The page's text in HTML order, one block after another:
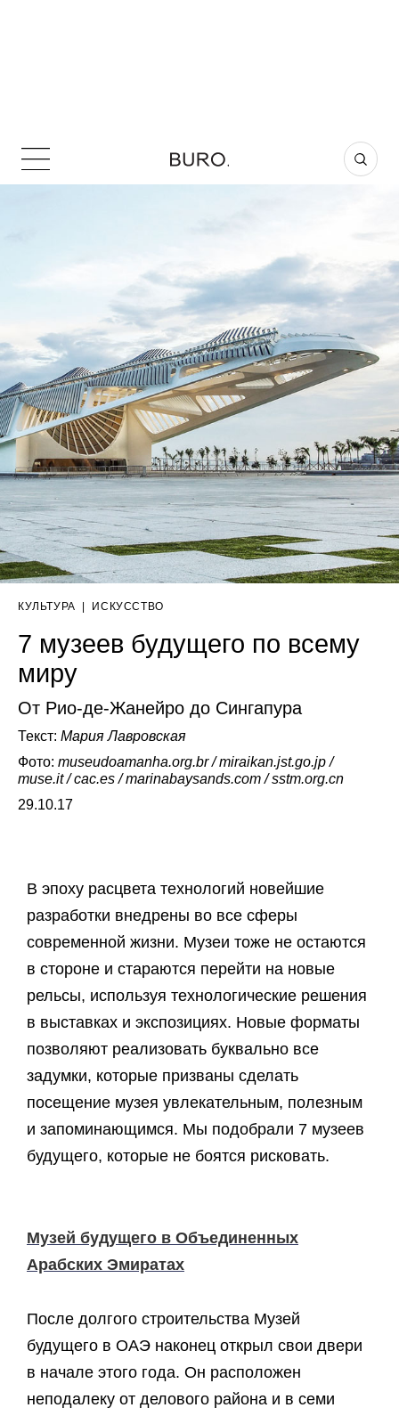
КУЛЬТУРА ИСКУССТВО
7 музеев будущего по всему
миру
От Рио-де-Жанейро до Сингапура
Текст: Мария Лавровская
Фото: museudoamanha.org.br / miraikan.jst.go.jp /
muse.it / cac.es / marinabaysands.com / sstm.org.cn
29.10.17
В эпоху расцвета технологий новейшие
разработки внедрены во все сферы
современной жизни. Музеи тоже не остаются
в стороне и стараются перейти на новые
рельсы, используя технологические решения
в выставках и экспозициях. Новые форматы
позволяют реализовать буквально все
задумки, которые призваны сделать
посещение музея увлекательным, полезным
и запоминающимся. Мы подобрали 7 музеев
будущего, которые не боятся рисковать.
Музей будущего в Объединенных
Арабских Эмиратах
После долгого строительства Музей
будущего в ОАЭ наконец открыл свои двери
в начале этого года. Он расположен
неподалеку от делового района и в семи